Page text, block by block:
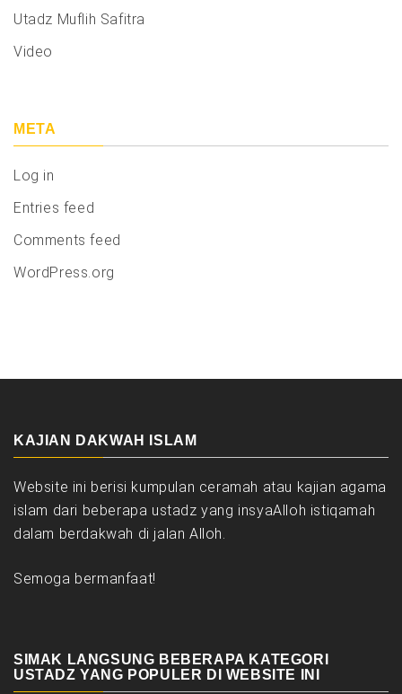
Utadz Muflih Safitra
Video
META
Log in
Entries feed
Comments feed
WordPress.org
KAJIAN DAKWAH ISLAM
Website ini berisi kumpulan ceramah atau kajian agama
islam dari beberapa ustadz yang insyaAlloh istiqamah
dalam berdakwah di jalan Alloh.
Semoga bermanfaat!
SIMAK LANGSUNG BEBERAPA KATEGORI
USTADZ YANG POPULER DI WEBSITE INI